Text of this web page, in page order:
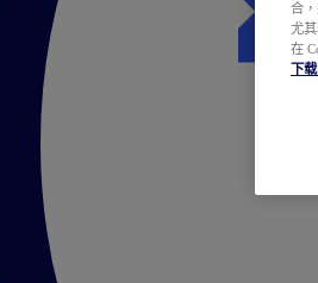
合
尤
在
下